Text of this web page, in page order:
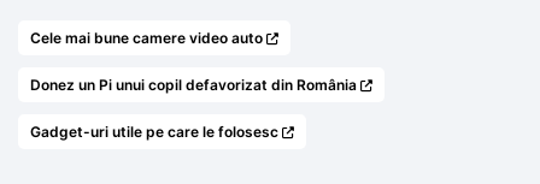
Cele mai bune camere video auto
Donez un Pi unui copil defavorizat din România
Gadget-uri utile pe care le folosesc